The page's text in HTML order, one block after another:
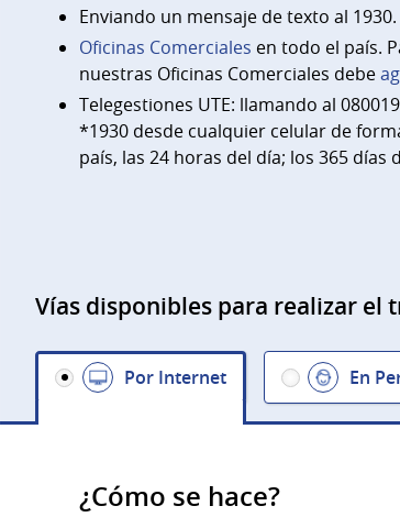
Enviando un mensaje de texto al 1930.
Oficinas Comerciales en todo el país.
nuestras Oficinas Comerciales debe
Telegestiones UTE: llamando al
*1930 desde cualquier celular de
país, las 24 horas del día; los 365 días
Vías disponibles para realizar el
Por Internet En
¿Cómo se hace?